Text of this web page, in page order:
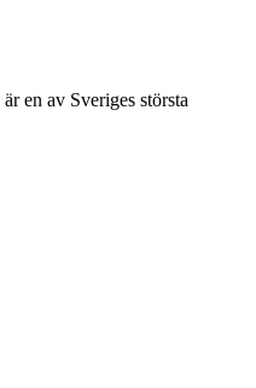
är en av Sveriges största